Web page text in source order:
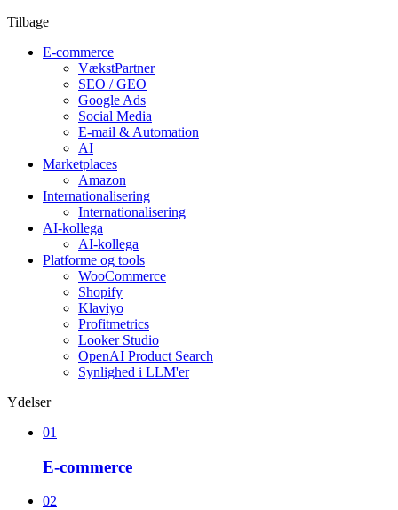
Tilbage
E-commerce
VækstPartner
SEO / GEO
Google Ads
Social Media
E-mail & Automation
AI
Marketplaces
Amazon
Internationalisering
Internationalisering
AI-kollega
AI-kollega
Platforme og tools
WooCommerce
Shopify
Klaviyo
Profitmetrics
Looker Studio
OpenAI Product Search
Synlighed i LLM'er
Ydelser
01
E-commerce
02